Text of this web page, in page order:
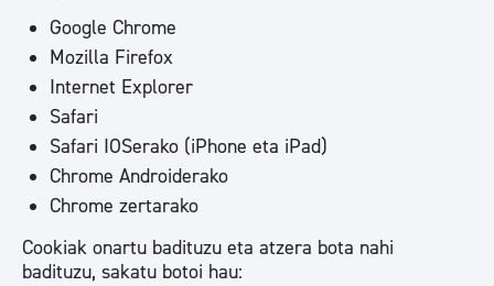
Google Chrome
Mozilla Firefox
Internet Explorer
Safari
Safari IOSerako (iPhone eta iPad)
Chrome Androiderako
Chrome zertarako
Cookiak onartu badituzu eta atzera bota nahi
badituzu, sakatu botoi hau: